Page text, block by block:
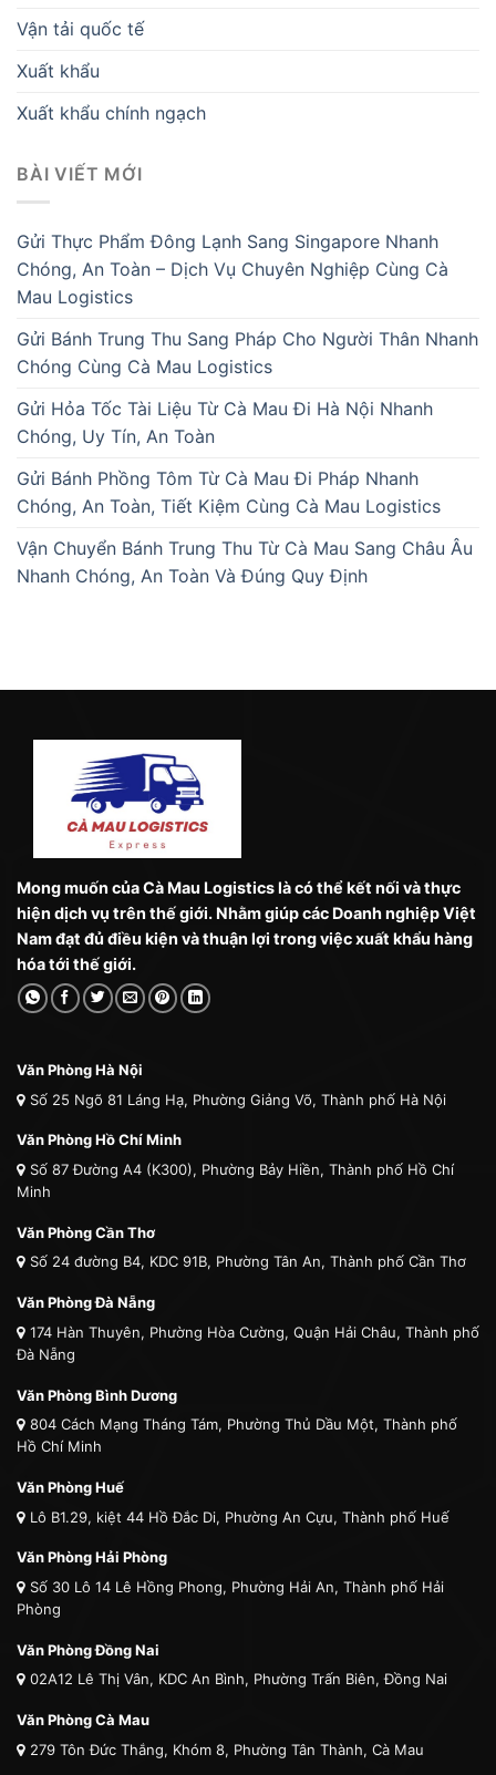
Vận tải quốc tế
Xuất khẩu
Xuất khẩu chính ngạch
BÀI VIẾT MỚI
Gửi Thực Phẩm Đông Lạnh Sang Singapore Nhanh
Chóng, An Toàn – Dịch Vụ Chuyên Nghiệp Cùng Cà
Mau Logistics
Gửi Bánh Trung Thu Sang Pháp Cho Người Thân Nhanh
Chóng Cùng Cà Mau Logistics
Gửi Hỏa Tốc Tài Liệu Từ Cà Mau Đi Hà Nội Nhanh
Chóng, Uy Tín, An Toàn
Gửi Bánh Phồng Tôm Từ Cà Mau Đi Pháp Nhanh
Chóng, An Toàn, Tiết Kiệm Cùng Cà Mau Logistics
Vận Chuyển Bánh Trung Thu Từ Cà Mau Sang Châu Âu
Nhanh Chóng, An Toàn Và Đúng Quy Định
Mong muốn của Cà Mau Logistics là có thể kết nối và thực
hiện dịch vụ trên thế giới. Nhằm giúp các Doanh nghiệp Việt
Nam đạt đủ điều kiện và thuận lợi trong việc xuất khẩu hàng
hóa tới thế giới.
Văn Phòng Hà Nội
Số 25 Ngõ 81 Láng Hạ, Phường Giảng Võ, Thành phố Hà Nội
Văn Phòng Hồ Chí Minh
Số 87 Đường A4 (K300), Phường Bảy Hiền, Thành phố Hồ Chí
Minh
Văn Phòng Cần Thơ
Số 24 đường B4, KDC 91B, Phường Tân An, Thành phố Cần Thơ
Văn Phòng Đà Nẵng
174 Hàn Thuyên, Phường Hòa Cường, Quận Hải Châu, Thành phố
Đà Nẵng
Văn Phòng Bình Dương
804 Cách Mạng Tháng Tám, Phường Thủ Dầu Một, Thành phố
Hồ Chí Minh
Văn Phòng Huế
Lô B1.29, kiệt 44 Hồ Đắc Di, Phường An Cựu, Thành phố Huế
Văn Phòng Hải Phòng
Số 30 Lô 14 Lê Hồng Phong, Phường Hải An, Thành phố Hải
Phòng
Văn Phòng Đồng Nai
02A12 Lê Thị Vân, KDC An Bình, Phường Trấn Biên, Đồng Nai
Văn Phòng Cà Mau
279 Tôn Đức Thắng, Khóm 8, Phường Tân Thành, Cà Mau